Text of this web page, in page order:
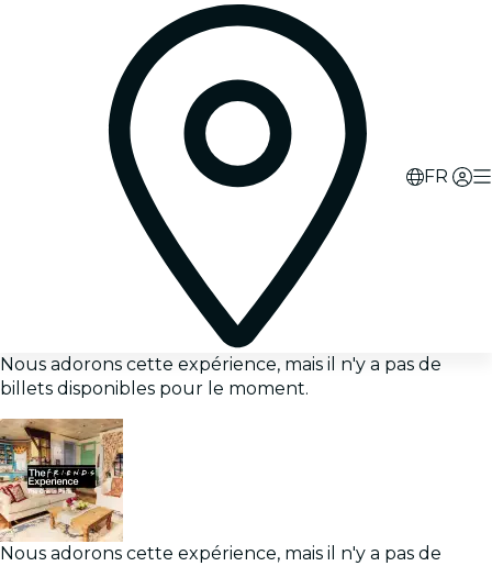
FR
Nous adorons cette expérience, mais il n'y a pas de
billets disponibles pour le moment.
Nous adorons cette expérience, mais il n'y a pas de